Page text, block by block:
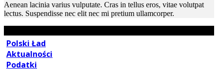
Aenean lacinia varius vulputate. Cras in tellus eros, vitae volutpat
lectus. Suspendisse nec elit nec mi pretium ullamcorper.
Polski Ład
Aktualności
Podatki